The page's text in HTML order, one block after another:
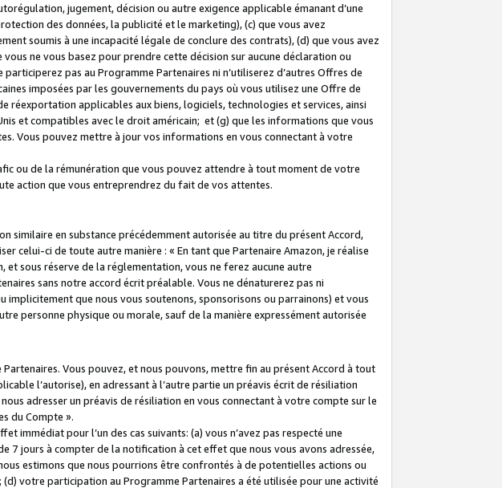
jugement, décision ou autre exigence applicable émanant d’une
des données, la publicité et le marketing), (c) que vous avez
soumis à une incapacité légale de conclure des contrats), (d) que vous avez
ne vous basez pour prendre cette décision sur aucune déclaration ou
pas au Programme Partenaires ni n’utiliserez d’autres Offres de
imposées par les gouvernements du pays où vous utilisez une Offre de
réexportation applicables aux biens, logiciels, technologies et services, ainsi
et compatibles avec le droit américain; et (g) que les informations que vous
Vous pouvez mettre à jour vos informations en vous connectant à votre
ou de la rémunération que vous pouvez attendre à tout moment de votre
action que vous entreprendrez du fait de vos attentes.
en substance précédemment autorisée au titre du présent Accord,
celui-ci de toute autre manière : « En tant que Partenaire Amazon, je réalise
et sous réserve de la réglementation, vous ne ferez aucune autre
sans notre accord écrit préalable. Vous ne dénaturerez pas ni
que nous vous soutenons, sponsorisons ou parrainons) et vous
personne physique ou morale, sauf de la manière expressément autorisée
Vous pouvez, et nous pouvons, mettre fin au présent Accord à tout
l’autorise), en adressant à l’autre partie un préavis écrit de résiliation
adresser un préavis de résiliation en vous connectant à votre compte sur le
du Compte ».
immédiat pour l’un des cas suivants: (a) vous n’avez pas respecté une
7 jours à compter de la notification à cet effet que nous vous avons adressée,
estimons que nous pourrions être confrontés à de potentielles actions ou
votre participation au Programme Partenaires a été utilisée pour une activité